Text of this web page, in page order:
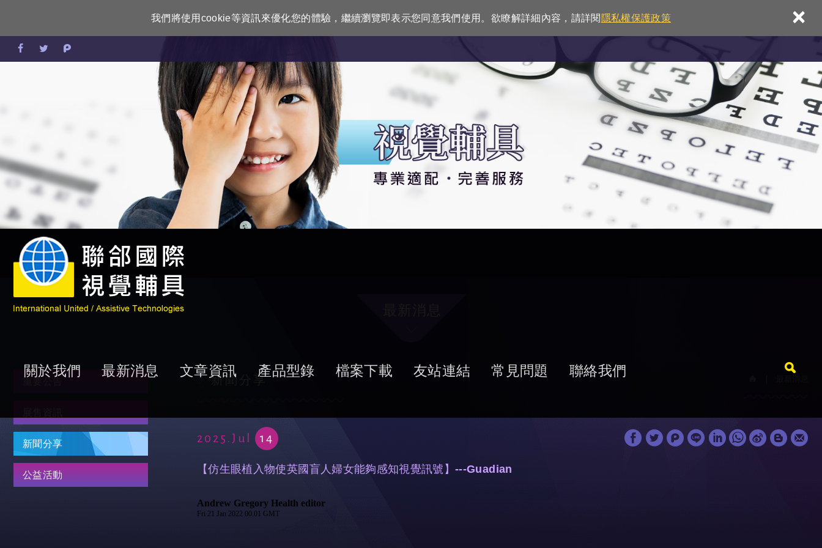
我們將使用cookie等資訊來優化您的體驗，繼續瀏覽即表示您同意我們使用。欲瞭解詳細內容，請詳閱 隱私權保護政策 ×
關於我們 最新消息 文章資訊 產品型錄 檔案下載 友站連結 常見問題 聯絡我們
重要公告
新聞分享
公益活動
新聞分享
2025.Jul 14
【仿生眼植入物使英國盲人婦女能夠感知視覺訊號】---Guadian
Andrew Gregory Health editor
Fri 21 Jan 2022 00.01 GMT